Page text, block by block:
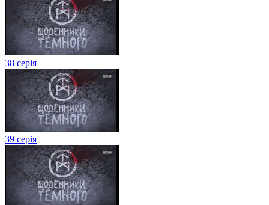
38 серія
39 серія